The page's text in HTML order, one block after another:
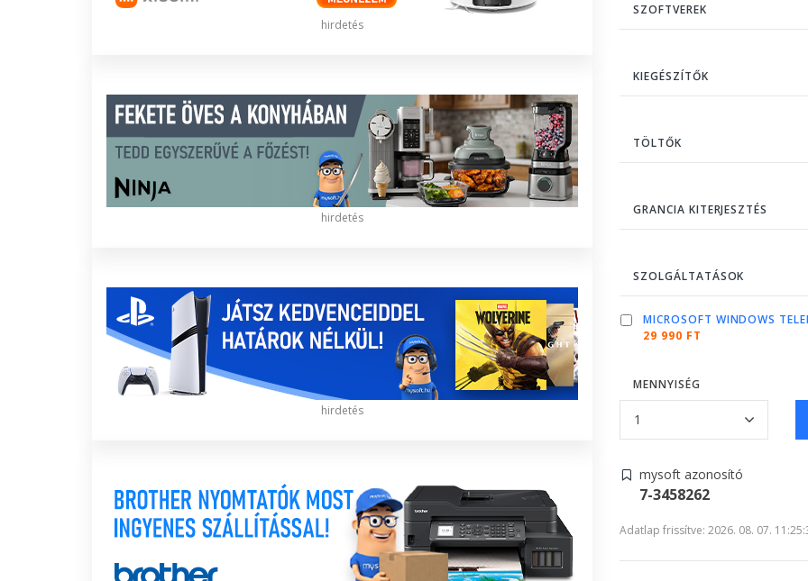
hirdetés
hirdetés
hirdetés
SZOFTVEREK
KIEGÉSZÍTŐK
TÖLTŐK
GRANCIA KITERJESZTÉS
SZOLGÁLTATÁSOK
MICROSOFT WINDOWS
29 990 FT
MENNYISÉG
mysoft azonosító
7-3458262
Adatlap frissítve: 2026. 08. 07.